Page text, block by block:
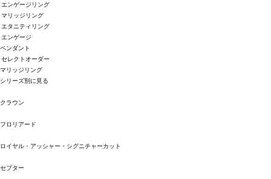
エンゲージリング
マリッジリング
エタニティリング
エンゲージ
ペンダント
セレクトオーダー
マリッジリング
シリーズ別に見る
クラウン
フロリアード
ロイヤル・アッシャー・シグニチャーカット
セプター